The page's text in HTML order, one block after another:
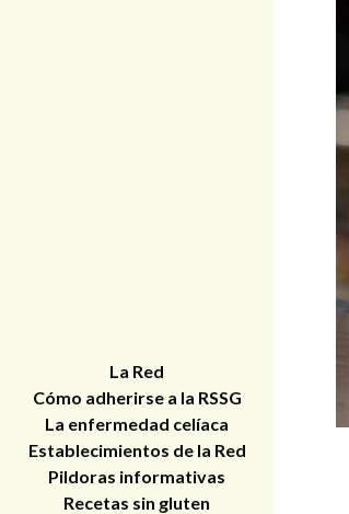
La Red
Cómo adherirse a la RSSG
La enfermedad celíaca
Establecimientos de la Red
Pildoras informativas
Recetas sin gluten